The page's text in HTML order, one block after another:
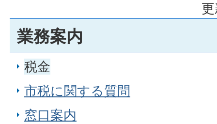
業務案内
税金
市税に関する質問
窓口案内